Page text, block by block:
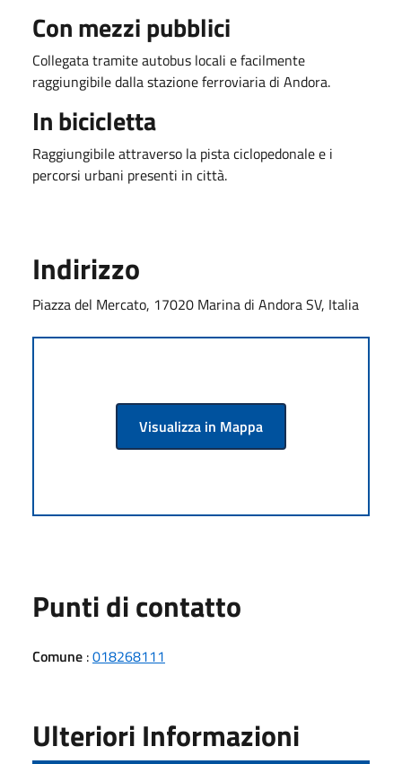
Con mezzi pubblici
Collegata tramite autobus locali e facilmente
raggiungibile dalla stazione ferroviaria di Andora.
In bicicletta
Raggiungibile attraverso la pista ciclopedonale e i
percorsi urbani presenti in città.
Indirizzo
Piazza del Mercato, 17020 Marina di Andora SV, Italia
Visualizza in Mappa
Punti di contatto
Comune :018268111
Ulteriori Informazioni